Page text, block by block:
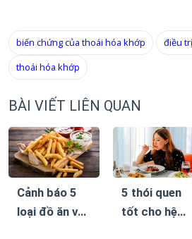
biến chứng của thoái hóa khớp
điều
thoái hóa khớp
BÀI VIẾT LIÊN QUAN
Cảnh báo 5
loại đồ ăn vặt
5 thói quen
tốt cho hệ